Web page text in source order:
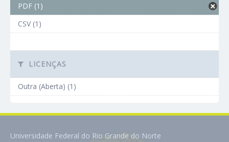
PDF (1)
CSV (1)
LICENÇAS
Outra (Aberta) (1)
Universidade Federal do Rio Grande do Norte